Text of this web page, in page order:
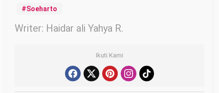
Soeharto
Writer: Haidar ali Yahya R.
Ikuti Kami